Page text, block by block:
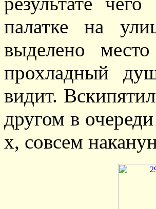
палатке на
выделено
прохладный
видит.
другом в
х, совсем